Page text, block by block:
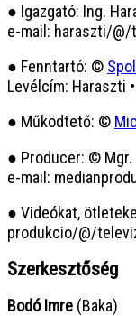
● Igazgató: Ing.
e-mail: haraszti/
● Fenntartó: ©
Levélcím: Haraszti
● Működtető: ©
● Producer: © Mgr.
e-mail:
● Videókat,
produkcio/@/
Szerkesztőség
Bodó Imre (Baka)